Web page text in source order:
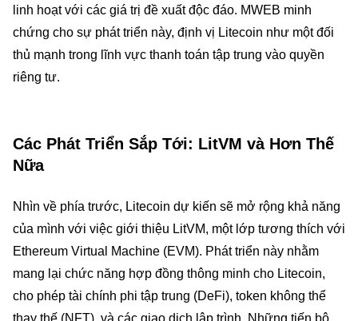
linh hoạt với các giá trị đề xuất độc đáo. MWEB minh
chứng cho sự phát triển này, định vị Litecoin như một đối
thủ mạnh trong lĩnh vực thanh toán tập trung vào quyền
riêng tư.
Các Phát Triển Sắp Tới: LitVM và Hơn Thế
Nữa
Nhìn về phía trước, Litecoin dự kiến sẽ mở rộng khả năng
của mình với việc giới thiệu LitVM, một lớp tương thích với
Ethereum Virtual Machine (EVM). Phát triển này nhằm
mang lại chức năng hợp đồng thông minh cho Litecoin,
cho phép tài chính phi tập trung (DeFi), token không thể
thay thế (NFT), và các giao dịch lập trình. Những tiến bộ